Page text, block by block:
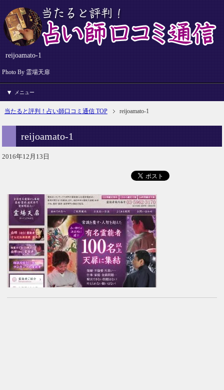
reijoamato-1
Photo By 霊場天扉
メニュー
当たると評判！占い師口コミ通信 TOP reijoamato-1
reijoamato-1
2016年12月13日